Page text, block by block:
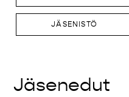
JÄSENISTÖ
Jäsenedut